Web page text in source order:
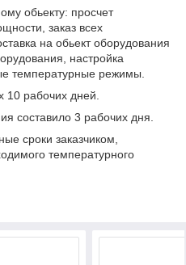
обьекту: просчет
заказ всех
на обьект оборудования
настройка
температурные режимы.
10 рабочих дней.
составило 3 рабочих дня.
сроки заказчиком,
температурного